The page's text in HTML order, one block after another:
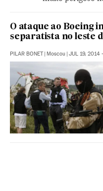
O ataque ao Boeing
separatista no leste
PILAR BONET | Moscou | JUL 19, 2014